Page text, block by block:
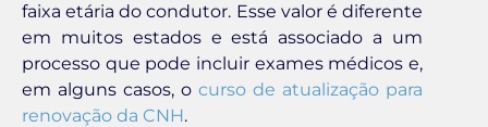
faixa etária do condutor. Esse valor é diferente
em muitos estados e está associado a um
processo que pode incluir exames médicos e,
em alguns casos, o curso de atualização para
renovação da CNH.